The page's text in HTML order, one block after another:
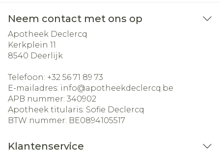
Neem contact met ons op
Apotheek Declercq
Kerkplein 11
8540 Deerlijk
Telefoon: +32 56 71 89 73
E-mailadres: info@apotheekdeclercq.be
APB nummer: 340902
Apotheek titularis: Sofie Declercq
BTW nummer: BE0894105517
Klantenservice